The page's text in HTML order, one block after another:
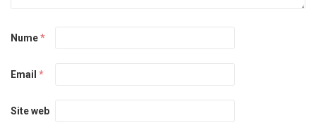
Nume*
Email *
Site web